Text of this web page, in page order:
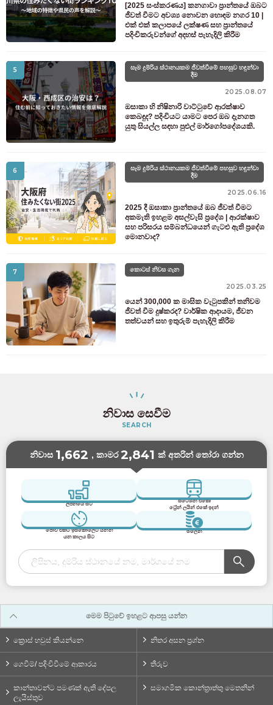
[2025 සංස්කරණය] කනගාවා ප්‍රාන්තයේ ඔබට
ජීවත් වීමට අවශ්‍ය නොවන හොඳම නගර 10 |
එක් එක් කලාපයේ ලක්ෂණ සහ ප්‍රාන්තයේ
පදිංචිකරුවන්ගේ අදහස් පැහැදිලි කිරීම
5
සෑම දුම්රිය ස්ථානයකම ජීවත්වීමේ පහසුව හඳුන්වා
දීම
2025.08.07
ඔසාකා හි නිෂිනාරි වාට්ටුවේ ආරක්ෂාව
කෙබඳුද? පදිංචියට යාමට පෙර ඔබ දැනගත
යුතු සියල්ල සඳහා පුළුල් මාර්ගෝපදේශයකි.
6
සෑම දුම්රිය ස්ථානයකම ජීවත්වීමේ පහසුව හඳුන්වා
දීම
2025.06.16
2025 දී ඔසාකා ප්‍රාන්තයේ ඔබ ජීවත් වීමට
අකමැති ඉහළම අසල්වැසි ප්‍රදේශ | ආරක්ෂාව
සහ පරිසරය සම්බන්ධයෙන් ගැටළු ඇති ප්‍රදේශ
මොනවාද?
7 කොටස් නිවස ගැන
2025.03.25
යෙන් 300,000 ක මාසික වැටුපකින් තනිවම
ජීවත් වීම දුෂ්කරද? වාර්ෂික ආදායම, ජීවන
තත්වයන් සහ ඉතුරුම් පැහැදිලි කිරීම
නිවාස සෙවීම
SEARCH
නිවාස 1,662 , කාමර 2,841 ක් අතරින් තෝරා ගන්න
ලිපිනයේ සිට
ස්ටේශන් එකේ/
ට්‍රේන් ලයින් එකේ ඉදන්
ජොව් එකට ඉස්කෝලෙට යන්න
යන කාලය සිට
මිලෙන්
මෙම පිටුවේ ඉහළට ආපසු යන්න
ක්‍රොස් හවුස් කියන්නෙ නිතර අසන ප්‍රශ්න
ගෙවීම්/ පදිංචිවීමේ ආකාරය තීරුව
කාන්තාවන්ට පමණක් ඇති දේපල
ලැයිස්තුව
සමාගමික කොන්ත්‍රාත්තු මෙතනින්